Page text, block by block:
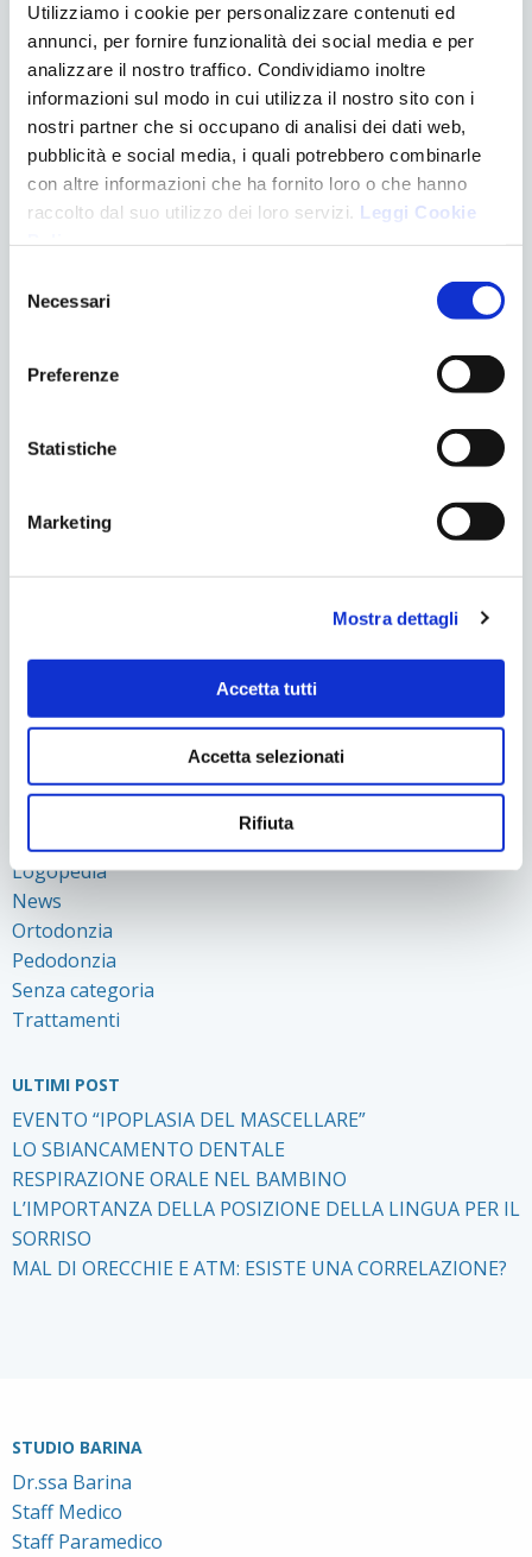
Utilizziamo i cookie per personalizzare contenuti ed
annunci, per fornire funzionalità dei social media e per
analizzare il nostro traffico. Condividiamo inoltre
informazioni sul modo in cui utilizza il nostro sito con i
nostri partner che si occupano di analisi dei dati web,
pubblicità e social media, i quali potrebbero combinarle
con altre informazioni che ha fornito loro o che hanno
raccolto dal suo utilizzo dei loro servizi. Leggi Cookie
delNecessari
Preferenze
Statistiche
Marketing
Mostra dettagli
Accetta tutti
Accetta selezionati
Rifiuta
Anche dopo un intervento tempestivo, possono
verificarsi:
perdita di vitalità del dente (può richiedere
devitalizzazione);
riassorbimento dell’osso o anchilosi (blocco dello
sviluppo dell’osso).
Se vuoi approfondire l’argomento
leggi l’articolo
Questo argomento è interessante? Condividilo!
Facebook
Twitter
LinkedIn
WhatsApp
Condividi
CATEGORIE
Chirurgia
Eventi
Logopedia
News
Ortodonzia
Pedodonzia
Senza categoria
Trattamenti
ULTIMI POST
EVENTO “IPOPLASIA DEL MASCELLARE”
LO SBIANCAMENTO DENTALE
RESPIRAZIONE ORALE NEL BAMBINO
L’IMPORTANZA DELLA POSIZIONE DELLA LINGUA PER IL
SORRISO
MAL DI ORECCHIE E ATM: ESISTE UNA CORRELAZIONE?
STUDIO BARINA
Dr.ssa Barina
Staff Medico
Staff Paramedico